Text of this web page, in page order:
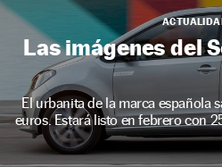
TECNOLOGÍA
SUPERCOCHES
MOTORTV
PREMIOS
SERVICIOS
NEWSLETTER
Las imágenes del
El urbanita de la marca española
euros. Estará listo en febrero con